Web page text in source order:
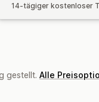
14-tägiger kostenloser
gestellt. Alle